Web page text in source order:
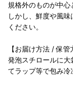
規格外のものが中心
しかし、鮮度や風
ください。
【お届け方法 / 保管
発泡スチロールに大
てラップ等で包み冷